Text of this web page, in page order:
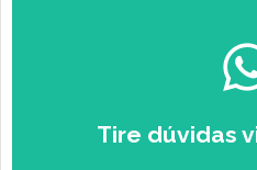
Tire dúvidas